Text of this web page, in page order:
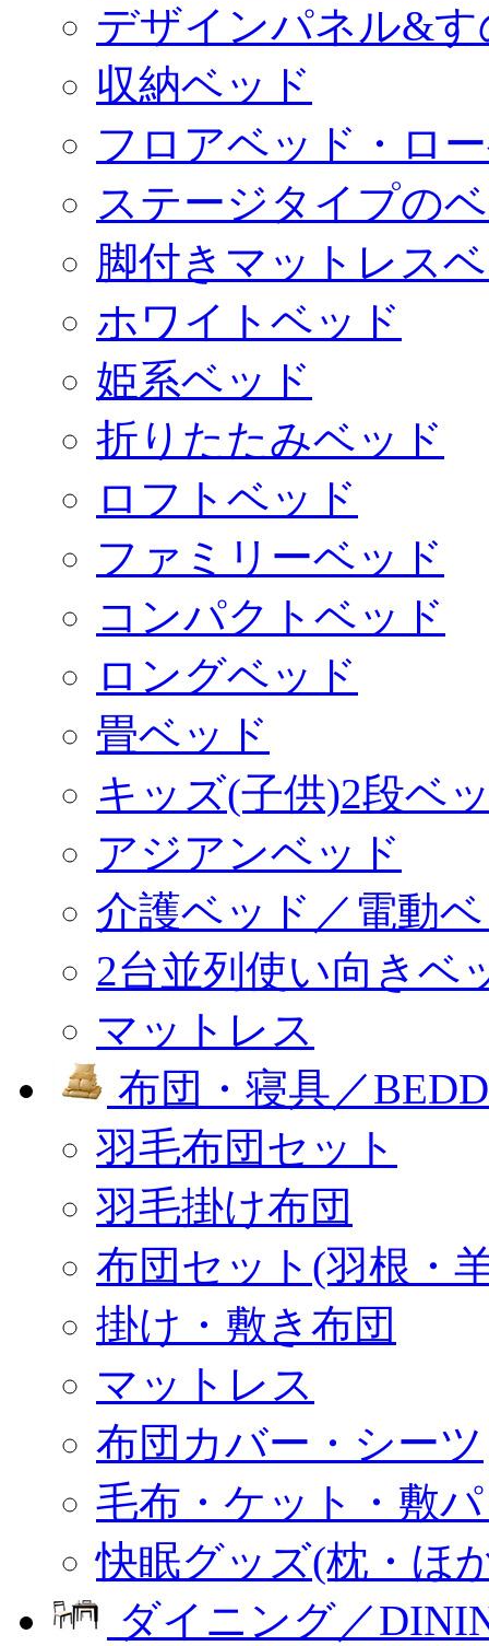
デザインパネル&
収納ベッド
フロアベッド・ロ
ステージタイプの
脚付きマットレス
ホワイトベッド
姫系ベッド
折りたたみベッド
ロフトベッド
ファミリーベッド
コンパクトベッド
ロングベッド
畳ベッド
キッズ(子供)2段ベ
アジアンベッド
介護ベッド／電動
2台並列使い向きベ
マットレス
布団・寝具／
羽毛布団セット
羽毛掛け布団
布団セット(羽根・
掛け・敷き布団
マットレス
布団カバー・シーツ
毛布・ケット・敷
快眠グッズ(枕・ほ
ダイニング／